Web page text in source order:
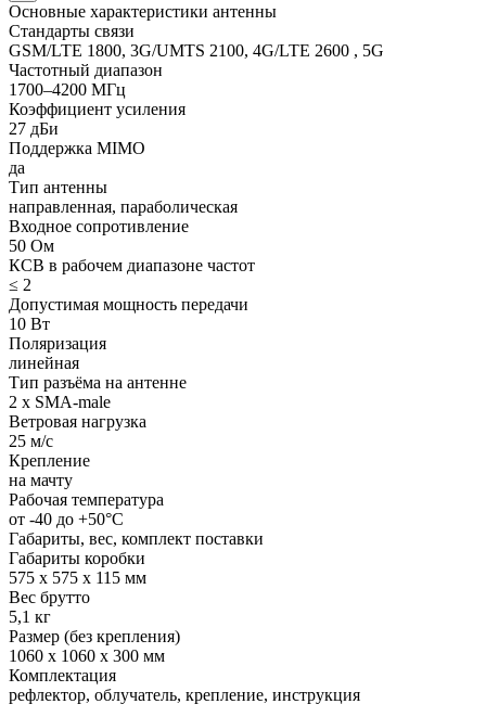
Основные характеристики антенны
Стандарты связи
GSM/LTE 1800, 3G/UMTS 2100, 4G/LTE 2600 , 5G
Частотный диапазон
1700–4200 МГц
Коэффициент усиления
27 дБи
Поддержка MIMO
да
Тип антенны
направленная, параболическая
Входное сопротивление
50 Ом
КСВ в рабочем диапазоне частот
≤ 2
Допустимая мощность передачи
10 Вт
Поляризация
линейная
Тип разъёма на антенне
2 x SMA-male
Ветровая нагрузка
25 м/с
Крепление
на мачту
Рабочая температура
от -40 до +50°C
Габариты, вес, комплект поставки
Габариты коробки
575 x 575 x 115 мм
Вес брутто
5,1 кг
Размер (без крепления)
1060 x 1060 x 300 мм
Комплектация
рефлектор, облучатель, крепление, инструкция